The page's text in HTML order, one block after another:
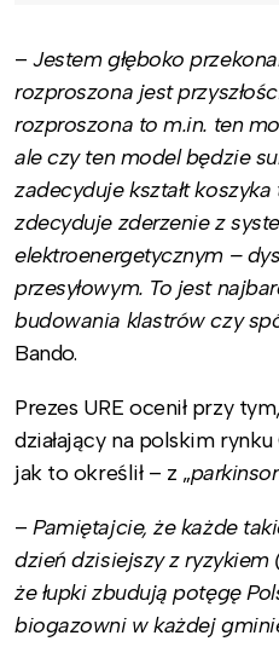
–Jestem głęboko
rozproszona jest
rozproszona to m.in. ten
ale czy ten model będzie
zadecyduje kształt
zdecyduje zderzenie z
elektroenergetycznym –
przesyłowym. To jest
budowania klastrów czy
Bando.
Prezes URE ocenił przy
działający na polskim
jak to określił – z „
– Pamiętajcie, że każde
dzień dzisiejszy z ryzykiem
że łupki zbudują potęgę
biogazowni w każdej